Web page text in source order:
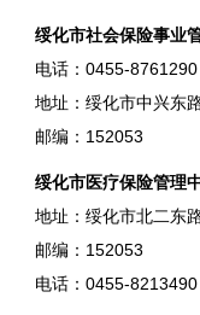
绥化市社会保险事业
电话：0455-8761290
地址：绥化市中兴东
邮编：152053
绥化市医疗保险管理
地址：绥化市北二东
邮编：152053
电话：0455-8213490